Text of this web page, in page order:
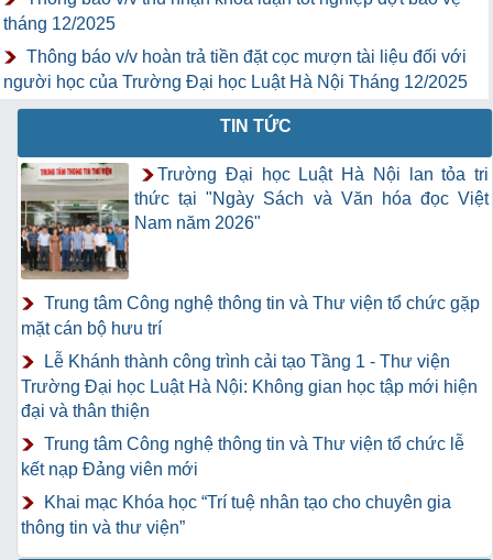
tháng 12/2025
Thông báo v/v hoàn trả tiền đặt cọc mượn tài liệu đối với
người học của Trường Đại học Luật Hà Nội Tháng 12/2025
TIN TỨC
Trường Đại học Luật Hà Nội lan tỏa tri
thức tại "Ngày Sách và Văn hóa đọc Việt
Nam năm 2026"
Trung tâm Công nghệ thông tin và Thư viện tổ chức gặp
mặt cán bộ hưu trí
Lễ Khánh thành công trình cải tạo Tầng 1 - Thư viện
Trường Đại học Luật Hà Nội: Không gian học tập mới hiện
đại và thân thiện
Trung tâm Công nghệ thông tin và Thư viện tổ chức lễ
kết nạp Đảng viên mới
Khai mạc Khóa học “Trí tuệ nhân tạo cho chuyên gia
thông tin và thư viện”